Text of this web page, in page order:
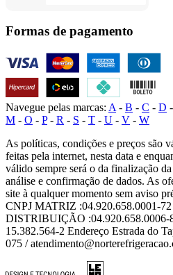
Formas de pagamento
Navegue pelas marcas: A - B - C - D -
M - O - P- R - S - T - U - V - W
As políticas, condições e preços são
feitas pela internet, nesta data e
válido sempre será o da finalização
análise e confirmação de dados. As
site à qualquer momento sem aviso
CNPJ MATRIZ :04.920.658.0001-
DISTRIBUIÇÃO :04.920.658.0006-
15.382.564-2 Endereço Estrada do
075 /